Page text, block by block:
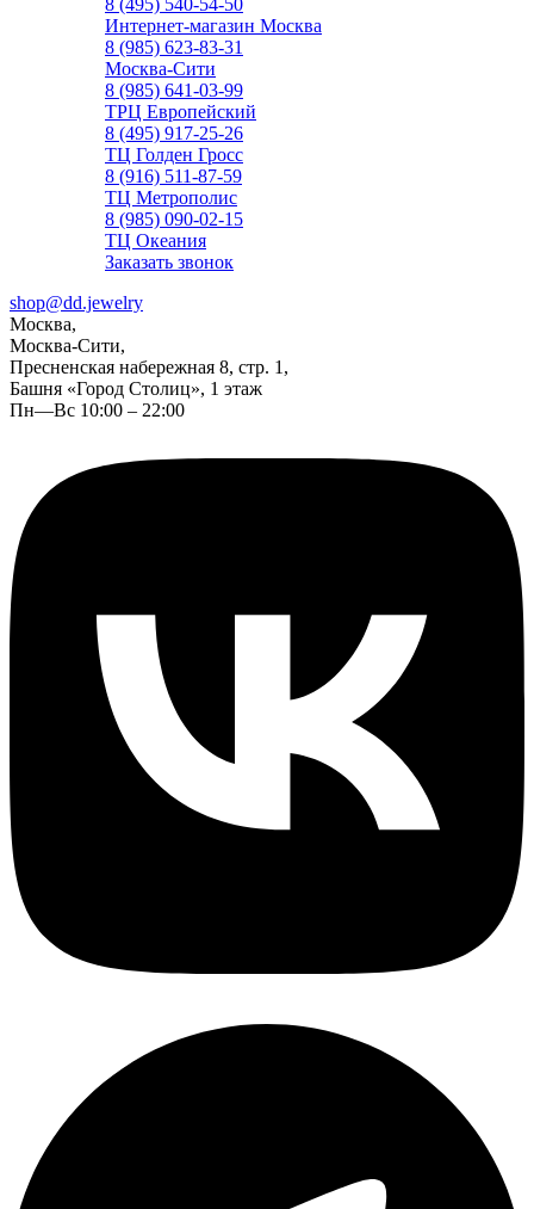
8 (495) 540-54-50
Интернет-магазин Москва
8 (985) 623-83-31
Москва-Сити
8 (985) 641-03-99
ТРЦ Европейский
8 (495) 917-25-26
ТЦ Голден Гросс
8 (916) 511-87-59
ТЦ Метрополис
8 (985) 090-02-15
ТЦ Океания
Заказать звонок
shop@dd.jewelry
Москва,
Москва-Сити,
Пресненская набережная 8, стр. 1,
Башня «Город Столиц», 1 этаж
Пн—Вс 10:00 – 22:00